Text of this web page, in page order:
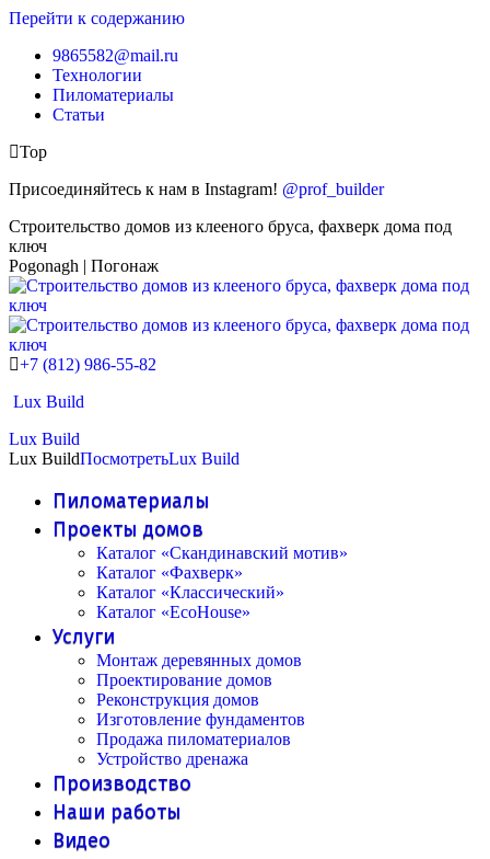
Перейти к содержанию
9865582@mail.ru
Технологии
Пиломатериалы
Статьи
Top
Присоединяйтесь к нам в Instagram! @prof_builder
Строительство домов из клееного бруса, фахверк дома под
ключ
Pogonagh | Погонаж
+7 (812) 986-55-82
Lux Build
Lux Build
Lux BuildПосмотретьLux Build
Пиломатериалы
Проекты домов
Каталог «Скандинавский мотив»
Каталог «Фахверк»
Каталог «Классический»
Каталог «EcoHouse»
Услуги
Монтаж деревянных домов
Проектирование домов
Реконструкция домов
Изготовление фундаментов
Продажа пиломатериалов
Устройство дренажа
Производство
Наши работы
Видео